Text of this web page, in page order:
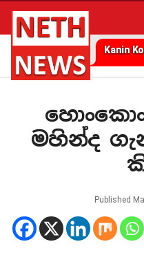
Kanin
මහින්ද
Published